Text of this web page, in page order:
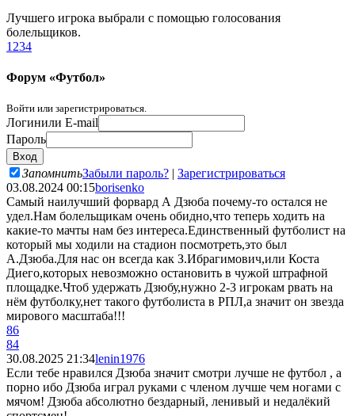
Лучшего игрока выбрали с помощью голосования
болельщиков.
1 234
Форум «Футбол»
Войти или зарегистрироваться.
Логинили E-mail
Пароль
ЗапомнитьЗабыли пароль? | Зарегистрироваться
03.08.2024 00:15borisenko
Самый наилучший форвард А Дзюба почему-то остался не
удел.Нам болельщикам очень обидно,что теперь ходить на
какие-то мачты нам без интереса.Единственный футболист на
который мы ходили на стадион посмотреть,это был
А.Дзюба.Для нас он всегда как З.Ибрагимович,или Коста
Диего,которых невозможно остановить в чужой штрафной
площадке.Чтоб удержать Дзюбу,нужно 2-3 игрокам рвать на
нём футболку,нет такого футболиста в РПЛ,а значит он звезда
мирового масштаба!!!
86
84
30.08.2025 21:34lenin1976
Если тебе нравился Дзюба значит смотри лучше не футбол , а
порно ибо Дзюба играл руками с членом лучше чем ногами с
мячом! Дзюба абсолютно бездарный, ленивый и недалёкий